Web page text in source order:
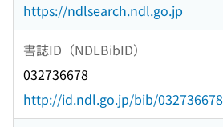
https://ndlsearch.ndl.go.jp
書誌ID（NDLBibID）
032736678
http://id.ndl.go.jp/bib/032736678